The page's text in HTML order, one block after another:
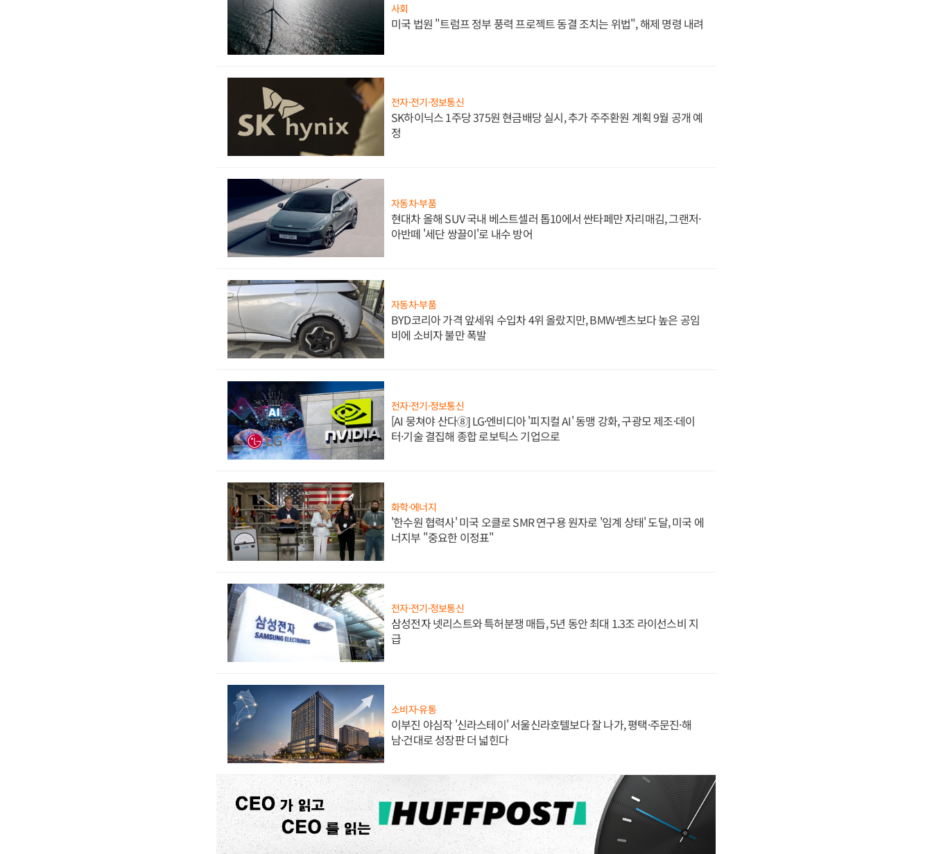
사회
미국 법원 "트럼프 정부 풍력 프로젝트 동결 조치는 위법", 해제 명령 내려
전자·전기·정보통신
SK하이닉스 1주당 375원 현금배당 실시, 추가 주주환원 계획 9월 공개 예
정
자동차·부품
현대차 올해 SUV 국내 베스트셀러 톱10에서 싼타페만 자리매김, 그랜저·
아반떼 '세단 쌍끌이'로 내수 방어
자동차·부품
BYD코리아 가격 앞세워 수입차 4위 올랐지만, BMW·벤츠보다 높은 공임
비에 소비자 불만 폭발
전자·전기·정보통신
[AI 뭉쳐야 산다⑧] LG·엔비디아 '피지컬 AI' 동맹 강화, 구광모 제조·데이
터·기술 결집해 종합 로보틱스 기업으로
화학·에너지
'한수원 협력사' 미국 오클로 SMR 연구용 원자로 '임계 상태' 도달, 미국 에
너지부 "중요한 이정표"
전자·전기·정보통신
삼성전자 넷리스트와 특허분쟁 매듭, 5년 동안 최대 1.3조 라이선스비 지
급
소비자·유통
이부진 야심작 '신라스테이' 서울신라호텔보다 잘 나가, 평택·주문진·해
남·건대로 성장판 더 넓힌다